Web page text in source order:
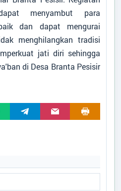
menyambut para
dan dapat mengurai
menghilangkan tradisi
jati diri sehingga
di Desa Branta Pesisir